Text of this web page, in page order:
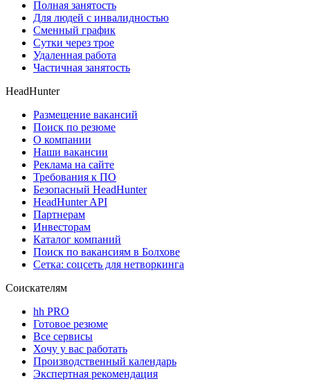
Полная занятость
Для людей с инвалидностью
Сменный график
Сутки через трое
Удаленная работа
Частичная занятость
HeadHunter
Размещение вакансий
Поиск по резюме
О компании
Наши вакансии
Реклама на сайте
Требования к ПО
Безопасный HeadHunter
HeadHunter API
Партнерам
Инвесторам
Каталог компаний
Поиск по вакансиям в Болхове
Сетка: соцсеть для нетворкинга
Соискателям
hh PRO
Готовое резюме
Все сервисы
Хочу у вас работать
Производственный календарь
Экспертная рекомендация